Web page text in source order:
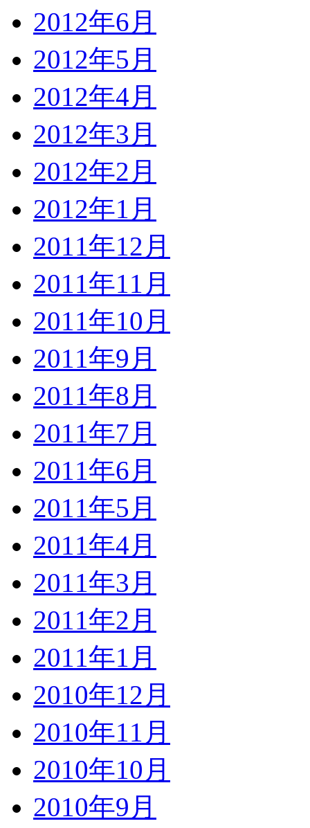
2012年6月
2012年5月
2012年4月
2012年3月
2012年2月
2012年1月
2011年12月
2011年11月
2011年10月
2011年9月
2011年8月
2011年7月
2011年6月
2011年5月
2011年4月
2011年3月
2011年2月
2011年1月
2010年12月
2010年11月
2010年10月
2010年9月